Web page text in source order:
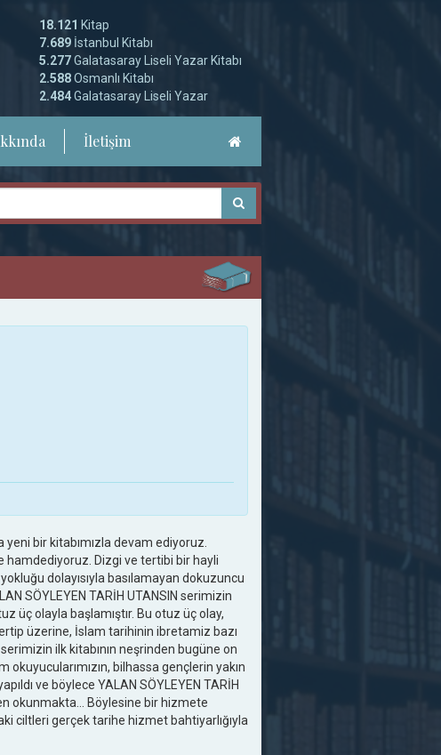
18.121 Kitap
7.689 İstanbul Kitabı
5.277Galatasaray Liseli Yazar Kitabı
2.588Osmanlı Kitabı
2.484Galatasaray Liseli Yazar
İletişim
bir kitabımızla devam ediyoruz.
Dizgi ve tertibi bir hayli
dolayısıyla basılamayan dokuzuncu
SÖYLEYEN TARİH UTANSIN serimizin
üç olayla başlamıştır. Bu otuz üç olay,
üzerine, İslam tarihinin ibretamiz bazı
ilk kitabının neşrinden bugüne on
bilhassa gençlerin yakın
ve böylece YALAN SÖYLEYEN TARİH
okunmakta... Böylesine bir hizmete
ciltleri gerçek tarihe hizmet bahtiyarlığıyla